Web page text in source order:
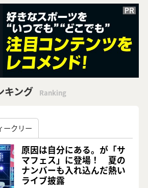
キング Ranking
ークリー
原因は自分にある。が「サ
マフェス」に登場！ 夏の
ナンバーも入れ込んだ熱い
ライブ披露